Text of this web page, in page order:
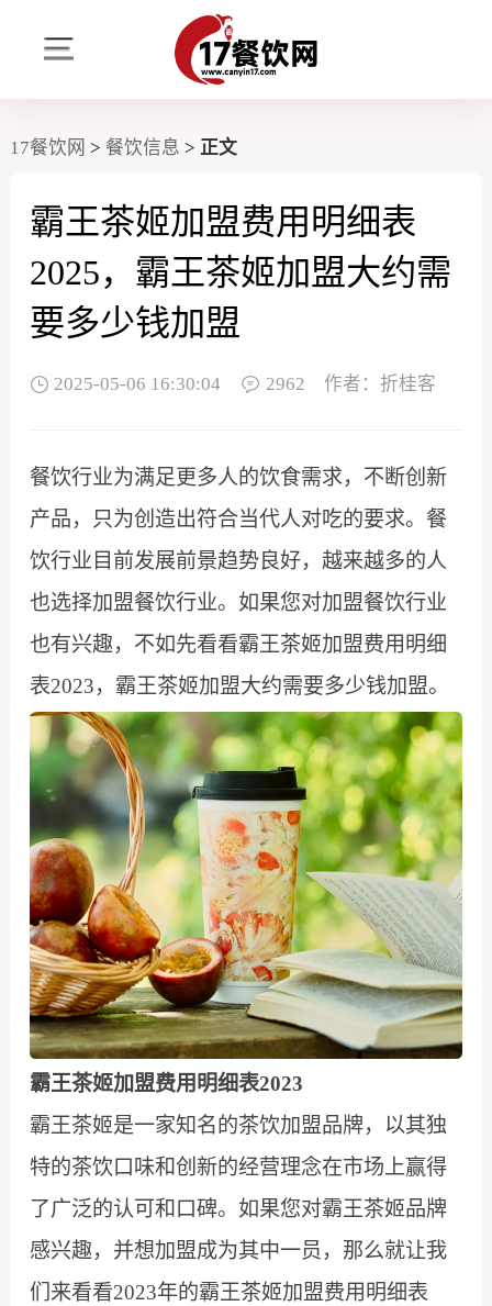
17餐饮网 > 餐饮信息 > 正文
霸王茶姬加盟费用明细表
2025，霸王茶姬加盟大约需
要多少钱加盟
2025-05-06 16:30:04 2962 作者：折桂客
餐饮行业为满足更多人的饮食需求，不断创新
产品，只为创造出符合当代人对吃的要求。餐
饮行业目前发展前景趋势良好，越来越多的人
也选择加盟餐饮行业。如果您对加盟餐饮行业
也有兴趣，不如先看看霸王茶姬加盟费用明细
表2023，霸王茶姬加盟大约需要多少钱加盟。
霸王茶姬加盟费用明细表2023
霸王茶姬是一家知名的茶饮加盟品牌，以其独
特的茶饮口味和创新的经营理念在市场上赢得
了广泛的认可和口碑。如果您对霸王茶姬品牌
感兴趣，并想加盟成为其中一员，那么就让我
们来看看2023年的霸王茶姬加盟费用明细表